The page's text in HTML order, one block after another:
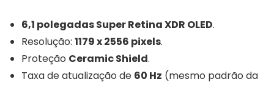
6,1 polegadas Super Retina XDR OLED.
Resolução: 1179 x 2556 pixels.
Proteção Ceramic Shield.
Taxa de atualização de 60 Hz (mesmo padrão da